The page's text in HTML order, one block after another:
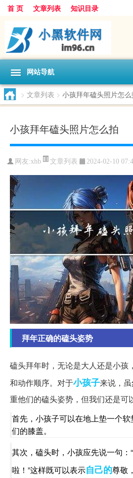
首 页 文章列表 知识目录
网站导航
> 文章列表 > 小孩拜年磕头照片怎么
小孩拜年磕头照片怎么拍
网友:xhb 文章列表 2024-02-10
拜年正确的磕头姿势
磕头拜年时，无论是大人还是小孩
和动作顺序。对于小孩子来说，
重他们的磕头姿势，但我们还是可
首先，小孩子可以在地上垫一个
们的膝盖。
其次，磕头时，小孩应先说一句：
啦！”这样既可以表示自己的尊敬